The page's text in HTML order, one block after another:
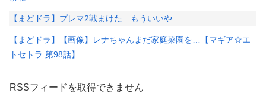
【まどドラ】プレマ2戦まけた…もういいや…
【まどドラ】【画像】レナちゃんまだ家庭菜園を…【マギア☆エ
トセトラ 第98話】
RSSフィードを取得できません